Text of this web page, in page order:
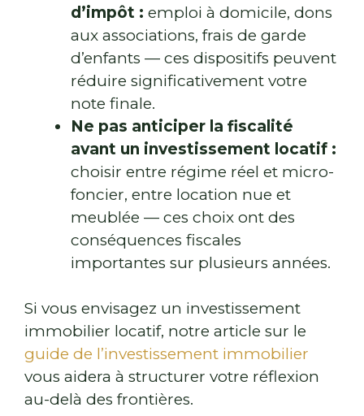
d’impôt : emploi à domicile, dons
aux associations, frais de garde
d’enfants — ces dispositifs peuvent
réduire significativement votre
note finale.
Ne pas anticiper la fiscalité
avant un investissement locatif :
choisir entre régime réel et micro-
foncier, entre location nue et
meublée — ces choix ont des
conséquences fiscales
importantes sur plusieurs années.
Si vous envisagez un investissement
immobilier locatif, notre article sur le
guide de l’investissement immobilier
vous aidera à structurer votre réflexion
au-delà des frontières.